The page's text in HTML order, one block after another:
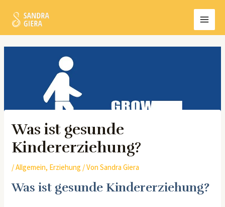
Inhalt
springen
Was ist gesunde
Kindererziehung?
/Allgemein, Erziehung / VonSandra Giera
Was ist gesunde Kindererziehung?